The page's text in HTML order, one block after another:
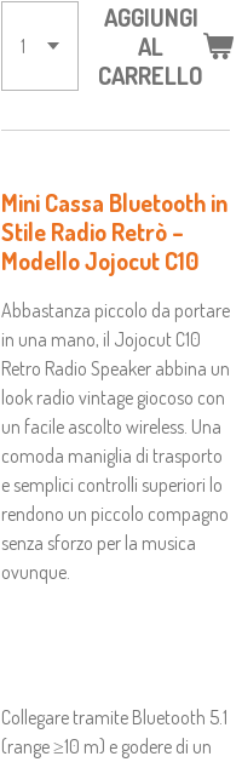
AGGIUNGI
AL
CARRELLO
Mini Cassa Bluetooth in
Stile Radio Retrò –
Modello Jojocut C10
Abbastanza piccolo da portare
in una mano, il Jojocut C10
Retro Radio Speaker abbina un
look radio vintage giocoso con
un facile ascolto wireless. Una
comoda maniglia di trasporto
e semplici controlli superiori lo
rendono un piccolo compagno
senza sforzo per la musica
ovunque.
Collegare tramite Bluetooth 5.1
(range ≥10 m) e godere di un